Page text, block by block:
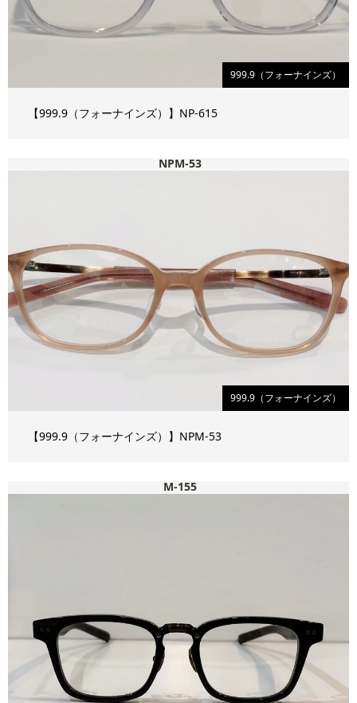
999.9（フォーナインズ）
【999.9（フォーナインズ）】NP-615
NPM-53
999.9（フォーナインズ）
【999.9（フォーナインズ）】NPM-53
M-155